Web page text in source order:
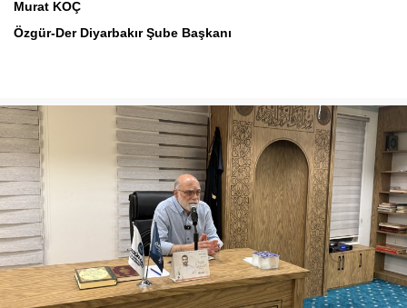
Murat KOÇ
Özgür-Der Diyarbakır Şube Başkanı